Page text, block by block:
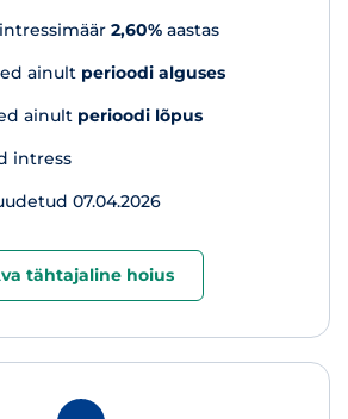
2,60% aastas
ainult perioodi alguses
ainult perioodi lõpus
intress
07.04.2026
tähtajaline hoius